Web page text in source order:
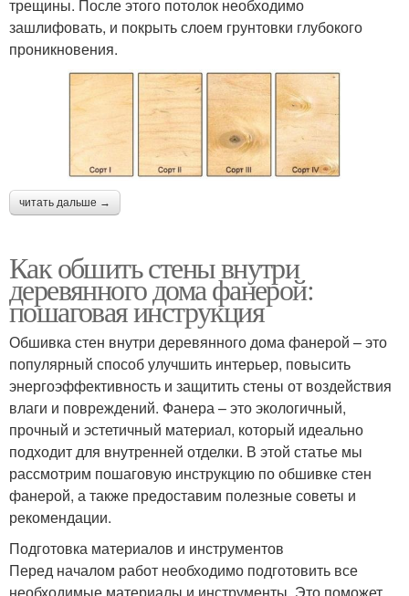
трещины. После этого потолок необходимо
зашлифовать, и покрыть слоем грунтовки глубокого
проникновения.
читать дальше →
Как обшить стены внутри
деревянного дома фанерой:
пошаговая инструкция
Обшивка стен внутри деревянного дома фанерой – это
популярный способ улучшить интерьер, повысить
энергоэффективность и защитить стены от воздействия
влаги и повреждений. Фанера – это экологичный,
прочный и эстетичный материал, который идеально
подходит для внутренней отделки. В этой статье мы
рассмотрим пошаговую инструкцию по обшивке стен
фанерой, а также предоставим полезные советы и
рекомендации.
Подготовка материалов и инструментов
Перед началом работ необходимо подготовить все